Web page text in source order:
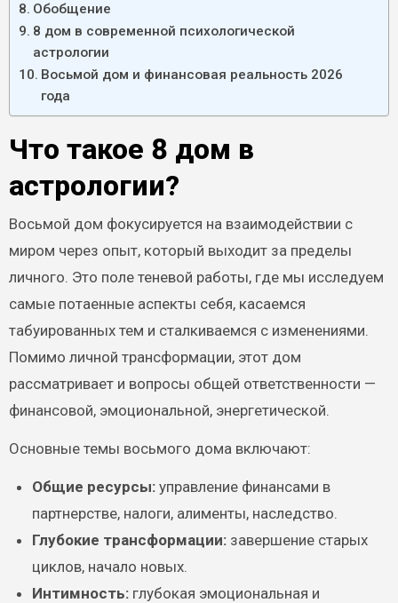
Обобщение
8 дом в современной психологической
астрологии
Восьмой дом и финансовая реальность 2026
года
Что такое 8 дом в
астрологии?
Восьмой дом фокусируется на взаимодействии с
миром через опыт, который выходит за пределы
личного. Это поле теневой работы, где мы исследуем
самые потаенные аспекты себя, касаемся
табуированных тем и сталкиваемся с изменениями.
Помимо личной трансформации, этот дом
рассматривает и вопросы общей ответственности —
финансовой, эмоциональной, энергетической.
Основные темы восьмого дома включают:
Общие ресурсы:управление финансами в
партнерстве, налоги, алименты, наследство.
Глубокие трансформации:завершение старых
циклов, начало новых.
Интимность:глубокая эмоциональная и